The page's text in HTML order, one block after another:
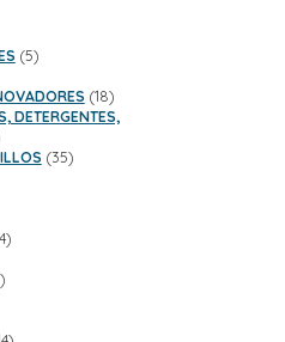
55
1818
productos
DETERGENTES,
3535
14